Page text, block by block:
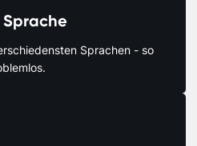
Sprachen - so